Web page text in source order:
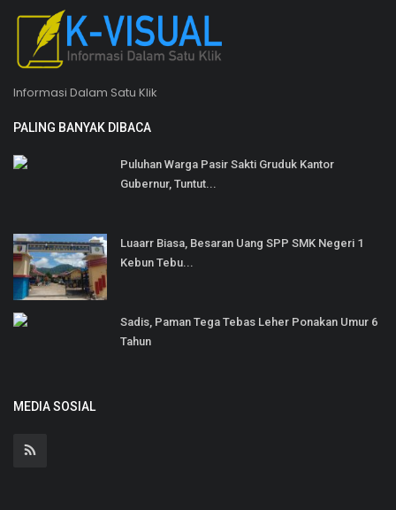
Informasi Dalam Satu Klik
PALING BANYAK DIBACA
Puluhan Warga Pasir Sakti Gruduk Kantor
Gubernur, Tuntut...
Luaarr Biasa, Besaran Uang SPP SMK Negeri 1
Kebun Tebu...
Sadis, Paman Tega Tebas Leher Ponakan Umur 6
Tahun
MEDIA SOSIAL